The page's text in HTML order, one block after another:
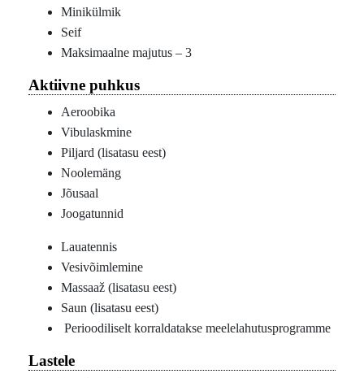
Minikülmik
Seif
Maksimaalne majutus – 3
Aktiivne puhkus
Aeroobika
Vibulaskmine
Piljard (lisatasu eest)
Noolemäng
Jõusaal
Joogatunnid
Lauatennis
Vesivõimlemine
Massaaž (lisatasu eest)
Saun (lisatasu eest)
Perioodiliselt korraldatakse meelelahutusprogramme
Lastele